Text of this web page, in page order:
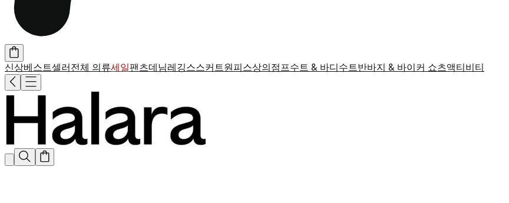
신상베스트셀러전체 의류세일팬츠데님레깅스스커트원피스상의점프수트 & 바디수트반바지 & 바이커 쇼츠액티비티